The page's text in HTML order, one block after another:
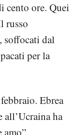
cento ore. Quei
russo
soffocati dal
per la
Ebrea
all’Ucraina ha
amo”.